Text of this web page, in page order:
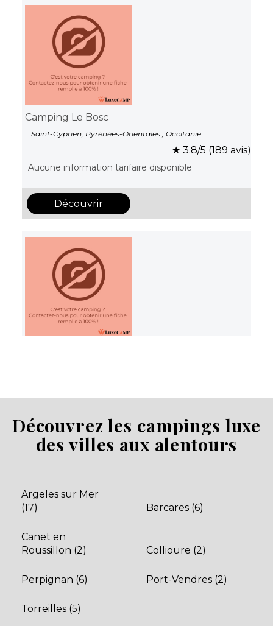
Camping Le Bosc
Saint-Cyprien, Pyrénées-Orientales , Occitanie
★ 3.8/5 (189 avis)
Aucune information tarifaire disponible
Découvrir
Aucune information tarifaire disponible
Découvrir
Camping Le Florida
Découvrez les campings luxe
des villes aux alentours
Argeles sur Mer
(17)
Barcares (6)
Canet en
Roussillon (2)
Collioure (2)
Perpignan (6) Port-Vendres (2)
Torreilles (5)